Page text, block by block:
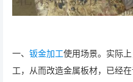
一、 钣金加工使用场景。实际上
工，从而改造金属板材，已经